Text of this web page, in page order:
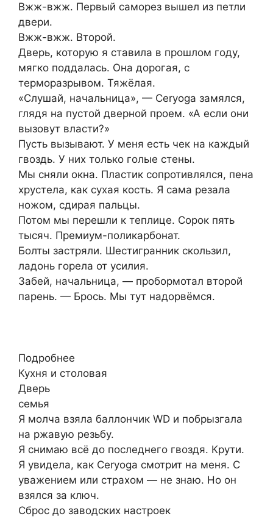
Вжж-вжж. Первый саморез вышел из петли
двери.
Вжж-вжж. Второй.
Дверь, которую я ставила в прошлом году,
мягко поддалась. Она дорогая, с
терморазрывом. Тяжёлая.
«Слушай, начальница», — Сeryoga замялся,
глядя на пустой дверной проем. «А если они
вызовут власти?»
Пусть вызывают. У меня есть чек на каждый
гвоздь. У них только голые стены.
Мы сняли окна. Пластик сопротивлялся, пена
хрустела, как сухая кость. Я сама резала
ножом, сдирая пальцы.
Потом мы перешли к теплице. Сорок пять
тысяч. Премиум-поликарбонат.
Болты застряли. Шестигранник скользил,
ладонь горела от усилия.
Забей, начальница, — пробормотал второй
парень. — Брось. Мы тут надорвёмся.
Подробнее
Кухня и столовая
Дверь
семья
Я молча взяла баллончик WD и побрызгала
на ржавую резьбу.
Я снимаю всё до последнего гвоздя. Крути.
Я увидела, как Сeryoga смотрит на меня. С
уважением или страхом — не знаю. Но он
взялся за ключ.
Сброс до заводских настроек